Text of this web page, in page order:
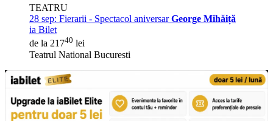
TEATRU
28 sep: Fierarii - Spectacol aniversarGeorge Mihăiță
ia Bilet
de la 21740 lei
Teatrul National Bucuresti